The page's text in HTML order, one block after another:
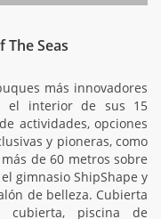
The Seas
más innovadores
el interior de sus 15
actividades, opciones
y pioneras, como
de 60 metros sobre
gimnasio ShipShape y
de belleza. Cubierta
piscina de